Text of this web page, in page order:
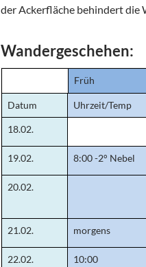
der Ackerfläche behindert die
Wandergeschehen:
Früh
Datum Uhrzeit/Temp
18.02.
19.02. 8:00 -2° Nebel
20.02.
21.02. morgens
22.02. 10:00